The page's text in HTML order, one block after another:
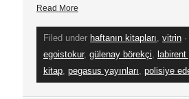
Read More
Filed under haftanın kitapları, vitrin
egoistokur, gülenay börekçi, labirent
kitap, pegasus yayınları, polisiye